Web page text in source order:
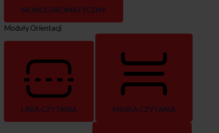
MONOCHROMATYCZNY
Moduły Orientacji
LINIA CZYTANIA MASKA CZYTANIA